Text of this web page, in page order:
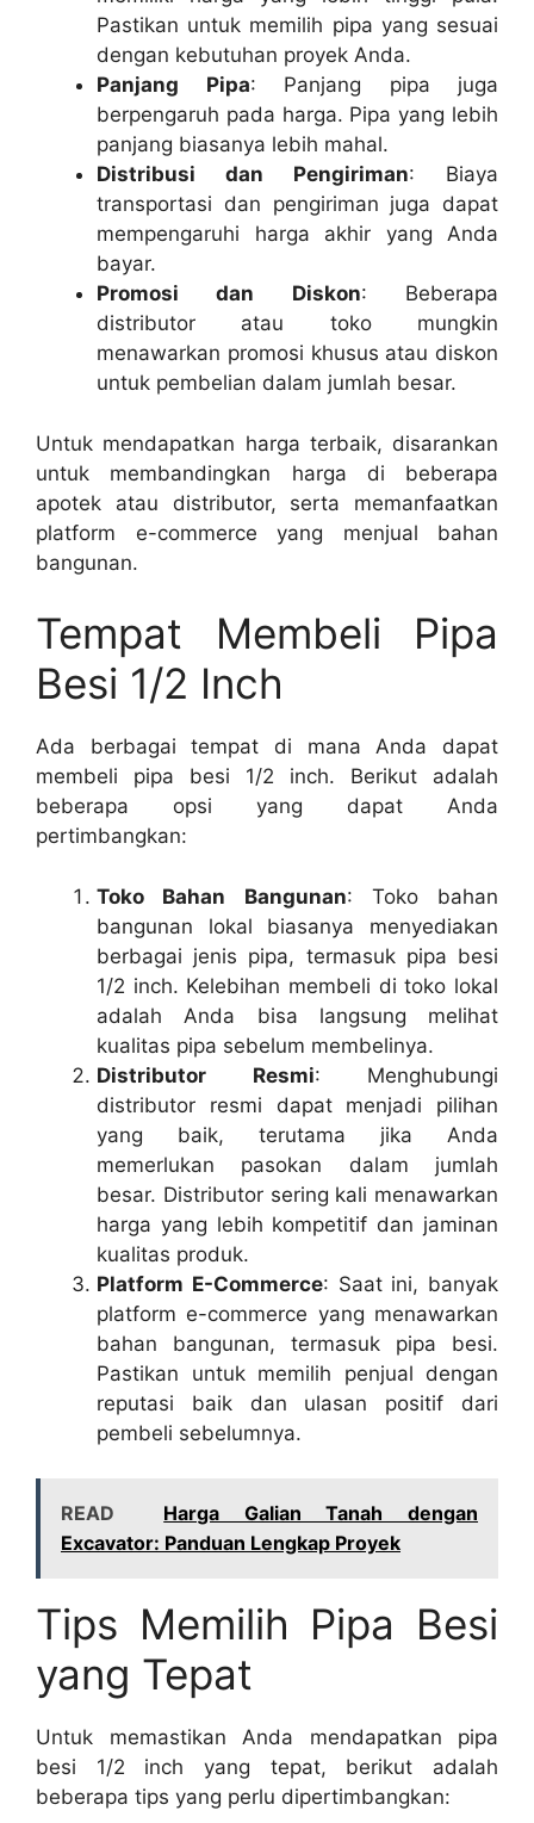
Pastikan untuk memilih pipa yang sesuai
dengan kebutuhan proyek Anda.
Panjang Pipa: Panjang pipa juga
berpengaruh pada harga. Pipa yang lebih
panjang biasanya lebih mahal.
Distribusi dan Pengiriman: Biaya
transportasi dan pengiriman juga dapat
mempengaruhi harga akhir yang Anda
bayar.
Promosi dan Diskon: Beberapa
distributor atau toko mungkin
menawarkan promosi khusus atau diskon
untuk pembelian dalam jumlah besar.
Untuk mendapatkan harga terbaik, disarankan
untuk membandingkan harga di beberapa
apotek atau distributor, serta memanfaatkan
platform e-commerce yang menjual bahan
bangunan.
Tempat Membeli Pipa
Besi 1/2 Inch
Ada berbagai tempat di mana Anda dapat
membeli pipa besi 1/2 inch. Berikut adalah
beberapa opsi yang dapat Anda
pertimbangkan:
Toko Bahan Bangunan: Toko bahan
bangunan lokal biasanya menyediakan
berbagai jenis pipa, termasuk pipa besi
1/2 inch. Kelebihan membeli di toko lokal
adalah Anda bisa langsung melihat
kualitas pipa sebelum membelinya.
Distributor Resmi: Menghubungi
distributor resmi dapat menjadi pilihan
yang baik, terutama jika Anda
memerlukan pasokan dalam jumlah
besar. Distributor sering kali menawarkan
harga yang lebih kompetitif dan jaminan
kualitas produk.
Platform E-Commerce: Saat ini, banyak
platform e-commerce yang menawarkan
bahan bangunan, termasuk pipa besi.
Pastikan untuk memilih penjual dengan
reputasi baik dan ulasan positif dari
pembeli sebelumnya.
READ
Harga Galian Tanah dengan
Excavator: Panduan Lengkap Proyek
Tips Memilih Pipa Besi
yang Tepat
Untuk memastikan Anda mendapatkan pipa
besi 1/2 inch yang tepat, berikut adalah
beberapa tips yang perlu dipertimbangkan: